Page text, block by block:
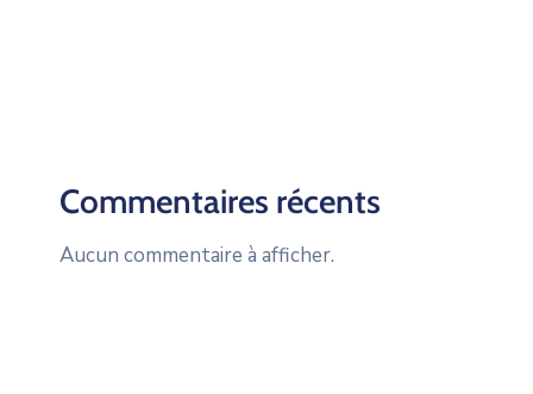
Commentaires récents
Aucun commentaire à afficher.